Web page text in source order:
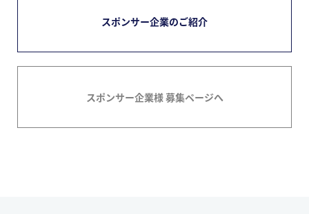
スポンサー企業のご紹介
スポンサー企業様 募集ページへ